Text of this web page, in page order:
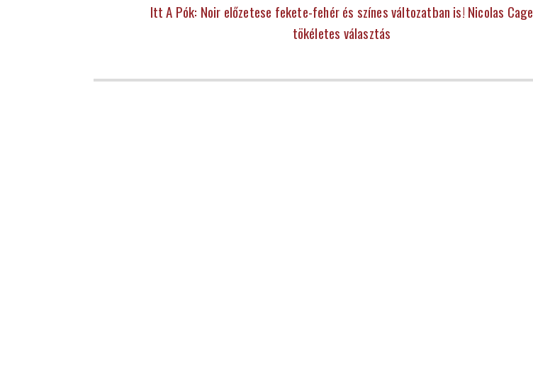
Itt A Pók: Noir előzetese fekete-fehér és színes változatban is! Nicolas Cage
tökéletes választás